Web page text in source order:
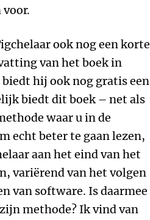
ook nog een korte
van het boek in
hij ook nog gratis een
biedt dit boek – net als
waar u in de
echt beter te gaan lezen,
aan het eind van het
variërend van het volgen
van software. Is daarmee
methode? Ik vind van